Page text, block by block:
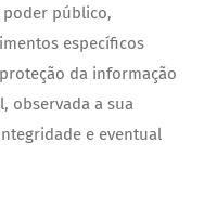
poder público,
específicos
da informação
observada a sua
e eventual